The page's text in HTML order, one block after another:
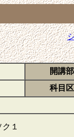
開講
科目
１